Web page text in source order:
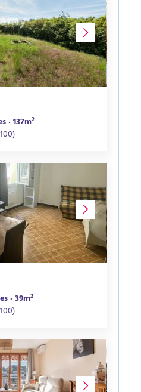
137m²
· 39m²